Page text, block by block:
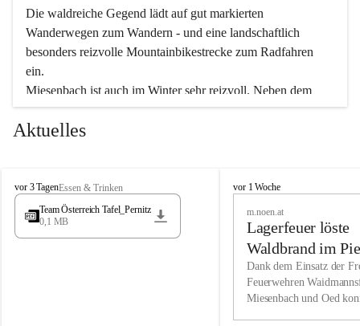
Die waldreiche Gegend lädt auf gut markierten
Wanderwegen zum Wandern - und eine landschaftlich
besonders reizvolle Mountainbikestrecke zum Radfahren
ein.
Miesenbach ist auch im Winter sehr reizvoll. Neben dem
Eisstockschießen gibt es auf dem nahe gelegenen Unterberg
wunderschöne Naturschneepisten, die zum Schifahren oder
vielfältige Angebot unserer Kulturvereine.
Überzeugen Sie sich selbst, dass Sie in Miesenbach sowie
in den Beherbergungsbetrieben, Gaststätten und urigen
Wir kennen Miesenbach als lebens- und liebenswerten Ort.
Tradition und Innovation werden ebenso groß geschrieben
Aktuelles
M
i
s
vor 3 TagenEssen & Trinken
Team Österreich Tafel_Pernitz
0,1 MB
M
h
vor 1 Woche
m.noen.at
Lagerfeuer löste
Waldbrand im
aus
Dank dem Einsatz der
Feuerwehren
Miesenbach und Oed